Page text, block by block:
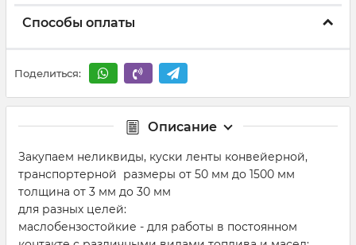
Способы оплаты
Поделиться:
Описание
Закупаем неликвиды, куски ленты конвейерной,
транспортерной размеры от 50 мм до 1500 мм
толщина от 3 мм до 30 мм
для разных целей:
маслобензостойкие - для работы в постоянном